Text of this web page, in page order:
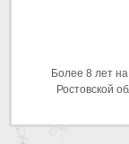
Более 8 лет
Ростовской